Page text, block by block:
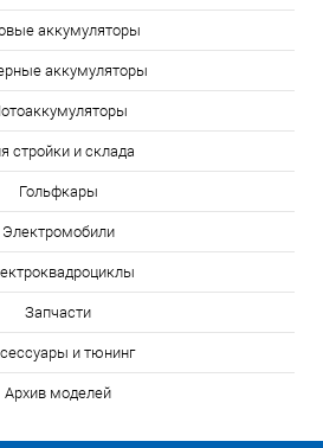
аккумуляторы
аккумуляторы
стройки и склада
Гольфкары
Электромобили
Запчасти
и тюнинг
Архив моделей